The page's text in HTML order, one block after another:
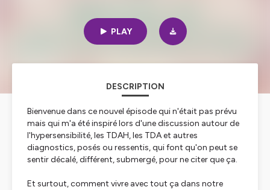
PLAY
DESCRIPTION
Bienvenue dans ce nouvel épisode qui n'était pas prévu
mais qui m'a été inspiré lors d'une discussion autour de
l'hypersensibilité, les TDAH, les TDA et autres
diagnostics, posés ou ressentis, qui font qu'on peut se
sentir décalé, différent, submergé, pour ne citer que ça.
Et surtout, comment vivre avec tout ça dans notre